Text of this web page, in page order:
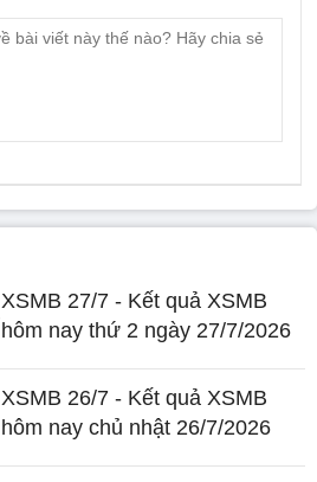
XSMB 27/7 - Kết quả XSMB
hôm nay thứ 2 ngày 27/7/2026
XSMB 26/7 - Kết quả XSMB
hôm nay chủ nhật 26/7/2026